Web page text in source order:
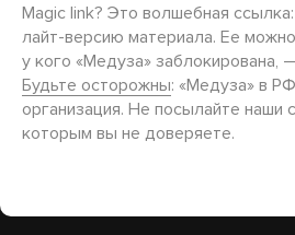
Magic link? Это волшебная
лайт-версию материала. Ее
у кого «Медуза» заблокирована,
Будьте осторожны: «Медуза» в
организация. Не посылайте наши
которым вы не доверяете.